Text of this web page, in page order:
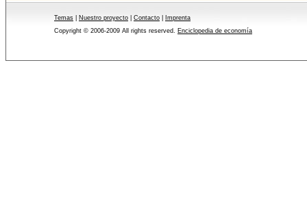
Temas Nuestro proyecto Contacto
Imprenta
Copyright © 2006-2009 All rights reserved. Enciclopedia de economía